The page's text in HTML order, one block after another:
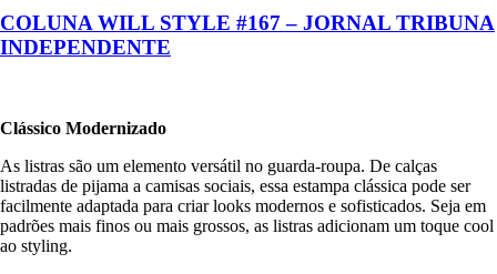
COLUNA WILL STYLE #167 – JORNAL TRIBUNA
INDEPENDENTE
Clássico Modernizado
As listras são um elemento versátil no guarda-roupa. De calças
listradas de pijama a camisas sociais, essa estampa clássica pode ser
facilmente adaptada para criar looks modernos e sofisticados. Seja em
padrões mais finos ou mais grossos, as listras adicionam um toque cool
ao styling.